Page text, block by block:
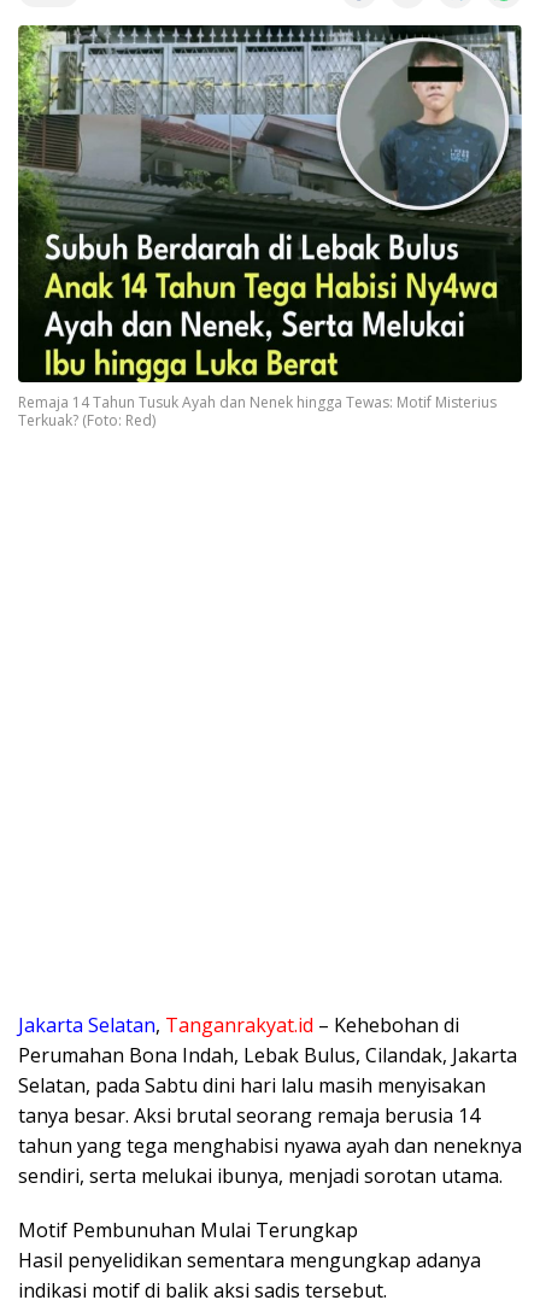
Remaja 14 Tahun Tusuk Ayah dan Nenek hingga Tewas: Motif Misterius
Terkuak? (Foto: Red)
Jakarta Selatan, Tanganrakyat.id – Kehebohan di
Perumahan Bona Indah, Lebak Bulus, Cilandak, Jakarta
Selatan, pada Sabtu dini hari lalu masih menyisakan
tanya besar. Aksi brutal seorang remaja berusia 14
tahun yang tega menghabisi nyawa ayah dan neneknya
sendiri, serta melukai ibunya, menjadi sorotan utama.
Motif Pembunuhan Mulai Terungkap
Hasil penyelidikan sementara mengungkap adanya
indikasi motif di balik aksi sadis tersebut.